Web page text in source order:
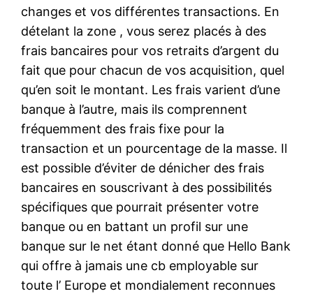
changes et vos différentes transactions. En
dételant la zone , vous serez placés à des
frais bancaires pour vos retraits d’argent du
fait que pour chacun de vos acquisition, quel
qu’en soit le montant. Les frais varient d’une
banque à l’autre, mais ils comprennent
fréquemment des frais fixe pour la
transaction et un pourcentage de la masse. Il
est possible d’éviter de dénicher des frais
bancaires en souscrivant à des possibilités
spécifiques que pourrait présenter votre
banque ou en battant un profil sur une
banque sur le net étant donné que Hello Bank
qui offre à jamais une cb employable sur
toute l’ Europe et mondialement reconnues